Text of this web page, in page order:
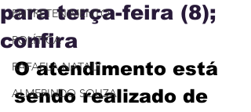
ENTRETENIMENTO
POLÍTICA
RAFAELA NATALY
ALMERINDO SOUZA
para terça-feira (8);
confira
O atendimento está
sendo realizado de